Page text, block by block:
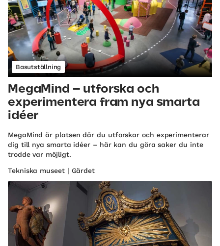
Basutställning
MegaMind – utforska och
experimentera fram nya smarta
idéer
MegaMind är platsen där du utforskar och experimenterar
dig till nya smarta idéer – här kan du göra saker du inte
trodde var möjligt.
Tekniska museet | Gärdet